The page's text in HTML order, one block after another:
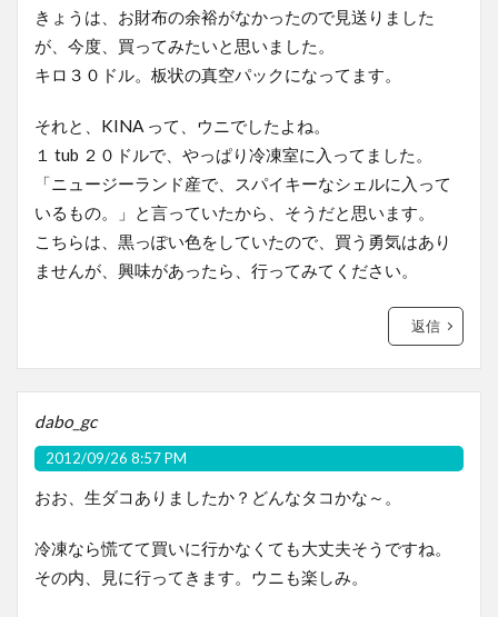
きょうは、お財布の余裕がなかったので見送りました
が、今度、買ってみたいと思いました。
キロ３０ドル。板状の真空パックになってます。
それと、KINA って、ウニでしたよね。
１ tub ２０ドルで、やっぱり冷凍室に入ってました。
「ニュージーランド産で、スパイキーなシェルに入って
いるもの。」と言っていたから、そうだと思います。
こちらは、黒っぽい色をしていたので、買う勇気はあり
ませんが、興味があったら、行ってみてください。
返信
dabo_gc
2012/09/26 8:57 PM
おお、生ダコありましたか？どんなタコかな～。
冷凍なら慌てて買いに行かなくても大丈夫そうですね。
その内、見に行ってきます。ウニも楽しみ。